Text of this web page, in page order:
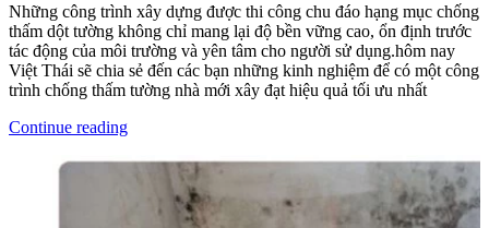
Những công trình xây dựng được thi công chu đáo hạng mục chống
thấm dột tường không chỉ mang lại độ bền vững cao, ổn định trước
tác động của môi trường và yên tâm cho người sử dụng.hôm nay
Việt Thái sẽ chia sẻ đến các bạn những kinh nghiệm để có một công
trình chống thấm tường nhà mới xây đạt hiệu quả tối ưu nhất
Continue reading